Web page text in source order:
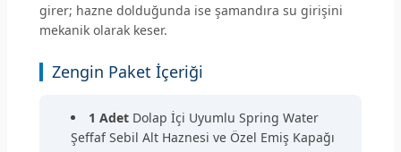
girer; hazne dolduğunda ise şamandıra su girişini
mekanik olarak keser.
Zengin Paket İçeriği
1 Adet Dolap İçi Uyumlu Spring Water
Şeffaf Sebil Alt Haznesi ve Özel Emiş Kapağı